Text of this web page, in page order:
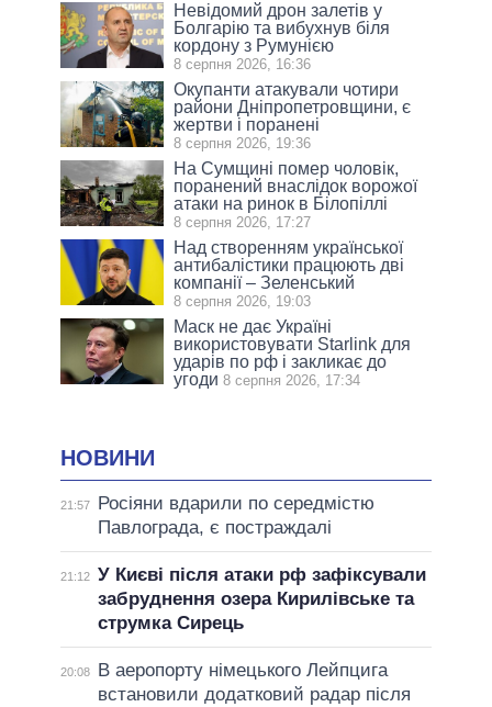
Невідомий дрон залетів у
Болгарію та вибухнув біля
кордону з Румунією
8 серпня 2026, 16:36
Окупанти атакували чотири
райони Дніпропетровщини, є
жертви і поранені
8 серпня 2026, 19:36
На Сумщині помер чоловік,
поранений внаслідок ворожої
атаки на ринок в Білопіллі
8 серпня 2026, 17:27
Над створенням української
антибалістики працюють дві
компанії – Зеленський
8 серпня 2026, 19:03
Маск не дає Україні
використовувати Starlink для
ударів по рф і закликає до
угоди 8 серпня 2026, 17:34
НОВИНИ
21:57
Росіяни вдарили по середмістю
Павлограда, є постраждалі
21:12 У Києві після атаки рф зафіксували
забруднення озера Кирилівське та
струмка Сирець
20:08
В аеропорту німецького Лейпцига
встановили додатковий радар після